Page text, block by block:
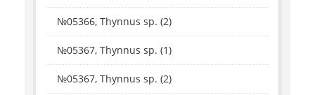
№05366, Thynnus sp. (2)
№05367, Thynnus sp. (1)
№05367, Thynnus sp. (2)